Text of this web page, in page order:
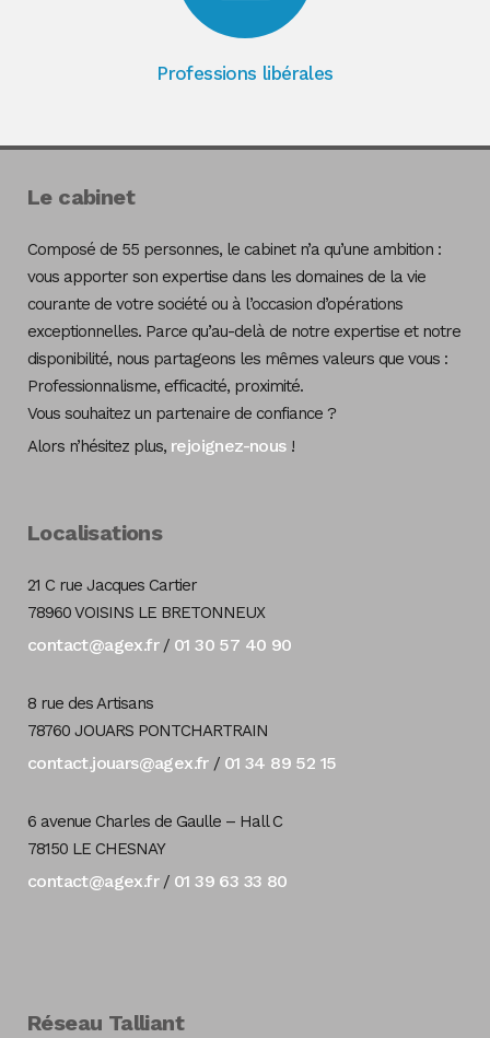
Professions libérales
Le cabinet
Composé de 55 personnes, le cabinet n’a qu’une ambition :
vous apporter son expertise dans les domaines de la vie
courante de votre société ou à l’occasion d’opérations
exceptionnelles. Parce qu’au-delà de notre expertise et notre
disponibilité, nous partageons les mêmes valeurs que vous :
Professionnalisme, efficacité, proximité.
Vous souhaitez un partenaire de confiance ?
Alors n’hésitez plus, rejoignez-nous!
Localisations
21 C rue Jacques Cartier
78960 VOISINS LE BRETONNEUX
contact@agex.fr/ 01 30 57 40 90
8 rue des Artisans
78760 JOUARS PONTCHARTRAIN
contact.jouars@agex.fr/ 01 34 89 52 15
6 avenue Charles de Gaulle – Hall C
78150 LE CHESNAY
contact@agex.fr/ 01 39 63 33 80
Réseau Talliant